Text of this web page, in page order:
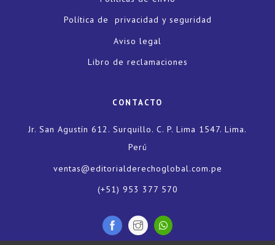
Política de privacidad y seguridad
Aviso legal
Libro de reclamaciones
CONTACTO
Jr. San Agustín 612. Surquillo. C. P. Lima 1547. Lima.
Perú
ventas@editorialderechoglobal.com.pe
(+51) 953 377 570